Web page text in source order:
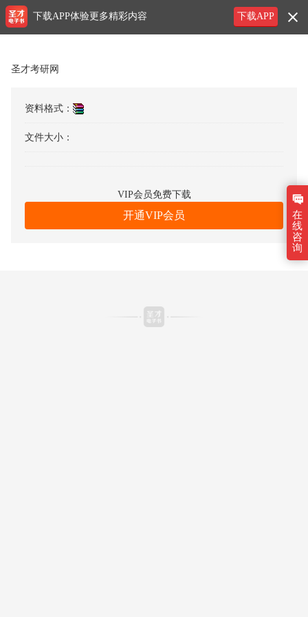
圣才考研网
资料格式：
文件大小：
VIP会员免费下载
开通VIP会员
下载APP
下载APP体验更多精彩内容
在
线
咨
询